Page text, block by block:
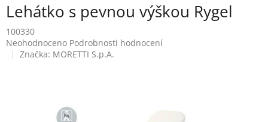
Lehátko s pevnou výškou Rygel
100330
Průměrné
hodnocení
Neohodnoceno Podrobnosti hodnocení
Značka: MORETTI S.p.A.